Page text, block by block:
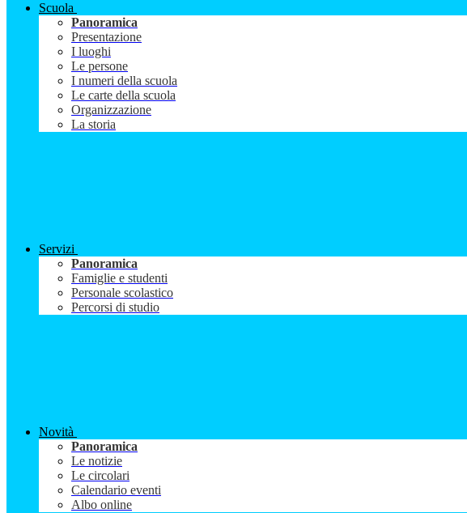
Scuola
Panoramica
Presentazione
I luoghi
Le persone
I numeri della scuola
Le carte della scuola
Organizzazione
La storia
Servizi
Panoramica
Famiglie e studenti
Personale scolastico
Percorsi di studio
Novità
Panoramica
Le notizie
Le circolari
Calendario eventi
Albo online